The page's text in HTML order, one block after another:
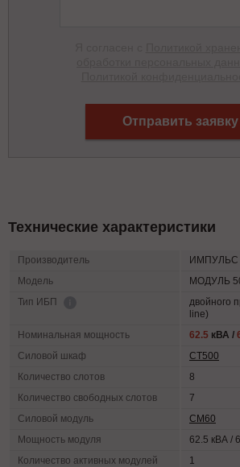
Отправить заявку
Технические характеристики
Производитель
ИМПУЛЬС
Модель
МОДУЛЬ
Тип ИБП
двойного
line)
Номинальная мощность
62.5 кВА /
Силовой шкаф
СТ500
Количество слотов
8
Количество свободных слотов
7
Силовой модуль
СМ60
Мощность модуля
62.5 кВА /
Количество активных модулей
1